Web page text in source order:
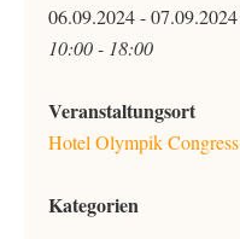
06.09.2024 - 07.09.2024
10:00 - 18:00
Veranstaltungsort
Hotel Olympik Congress
Kategorien